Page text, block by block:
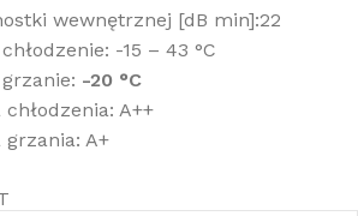
wewnętrznej [dB min]:22
-15 – 43 °C
-20 °C
A++
A+